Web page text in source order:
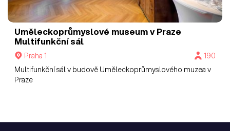
Uměleckoprůmyslové museum v Praze
Multifunkční sál
Praha 1
190
Multifunkční sál v budově Uměleckoprůmyslového muzea v
Praze